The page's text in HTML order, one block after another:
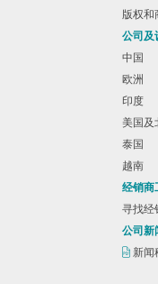
版权和
公司及
中国
欧洲
印度
美国及
泰国
越南
经销商
寻找经
公司新
新闻